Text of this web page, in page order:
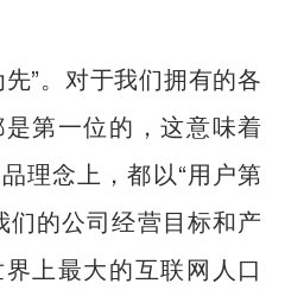
”。对于我们拥有的各
第一位的，这意味着
理念上，都以“用户第
们的公司经营目标和产
上最大的互联网人口